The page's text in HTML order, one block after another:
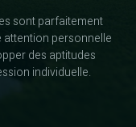
sont parfaitement
personnelle
des aptitudes
individuelle.